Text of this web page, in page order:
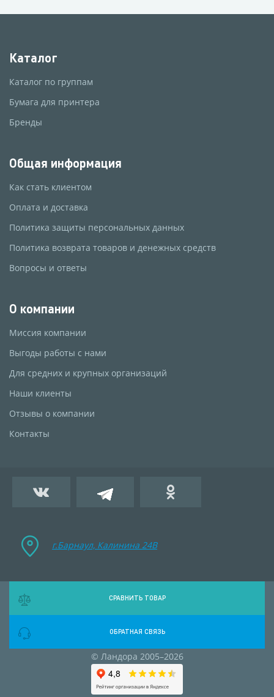
Каталог
Каталог по группам
Бумага для принтера
Бренды
Общая информация
Как стать клиентом
Оплата и доставка
Политика защиты персональных данных
Политика возврата товаров и денежных средств
Вопросы и ответы
О компании
Миссия компании
Выгоды работы с нами
Для средних и крупных организаций
Наши клиенты
Отзывы о компании
Контакты
г.Барнаул, Калинина 24B
© Ландора 2005–2026
СРАВНИТЬ ТОВАР
ОБРАТНАЯ СВЯЗЬ